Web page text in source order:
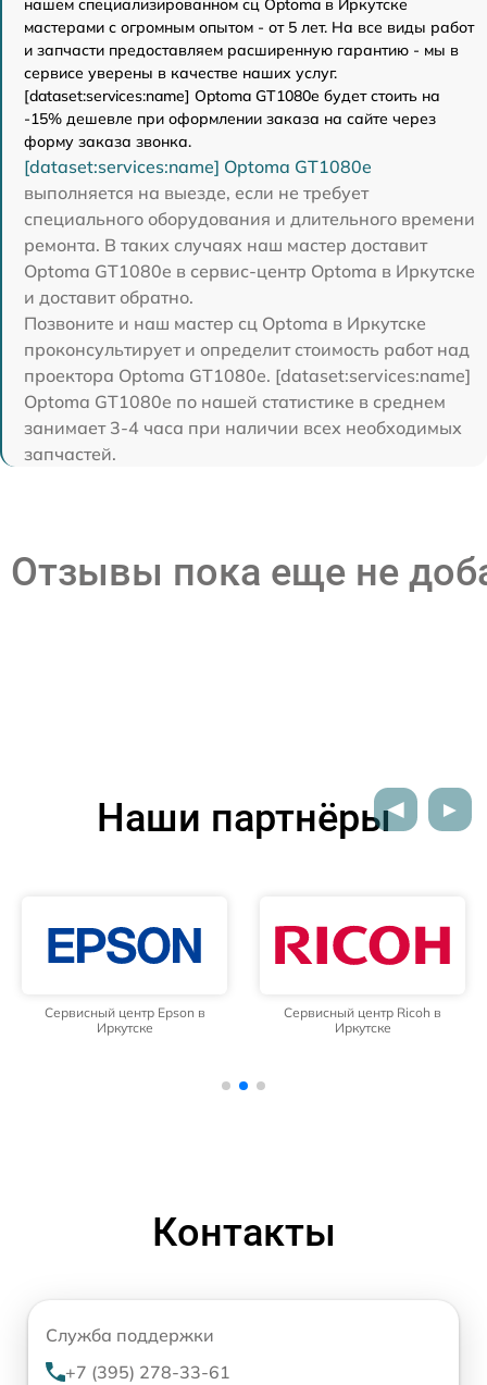
нашем специализированном сц Optoma в Иркутске
мастерами с огромным опытом - от 5 лет. На все виды работ
и запчасти предоставляем расширенную гарантию - мы в
сервисе уверены в качестве наших услуг.
[dataset:services:name] Optoma GT1080e будет стоить на
-15% дешевле при оформлении заказа на сайте через
форму заказа звонка.
[dataset:services:name] Optoma GT1080e
выполняется на выезде, если не требует
специального оборудования и длительного времени
ремонта. В таких случаях наш мастер доставит
Optoma GT1080e в сервис-центр Optoma в Иркутске
и доставит обратно.
Позвоните и наш мастер сц Optoma в Иркутске
проконсультирует и определит стоимость работ над
проектора Optoma GT1080e. [dataset:services:name]
Optoma GT1080e по нашей статистике в среднем
занимает 3-4 часа при наличии всех необходимых
запчастей.
Отзывы пока еще не
Наши партнёры
Сервисный центр Epson в
Иркутске
Сервисный центр Ricoh в
Иркутске
Контакты
Служба поддержки
+7 (395) 278-33-61